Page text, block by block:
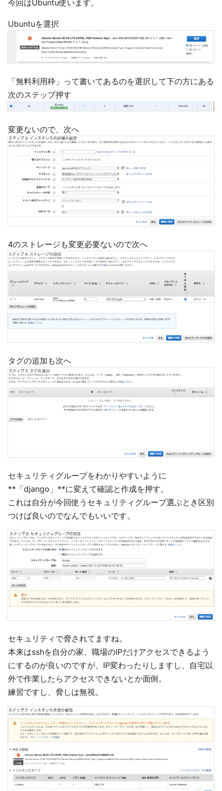
今回はUbuntu使います。
Ubuntuを選択
「無料利用枠」って書いてあるのを選択して下の方にある
次のステップ押す
変更ないので、次へ
4のストレージも変更必要ないので次へ
タグの追加も次へ
セキュリティグループをわかりやすいように
**「django」**に変えて確認と作成を押す。
これは自分が今回使うセキュリティグループ選ぶとき区別
つけば良いのでなんでもいいです。
セキュリティで脅されてますね。
本来はsshを自分の家、職場のIPだけアクセスできるよう
にするのが良いのですが、IP変わったりしますし、自宅以
外で作業したらアクセスできないとか面倒。
練習ですし、脅しは無視。